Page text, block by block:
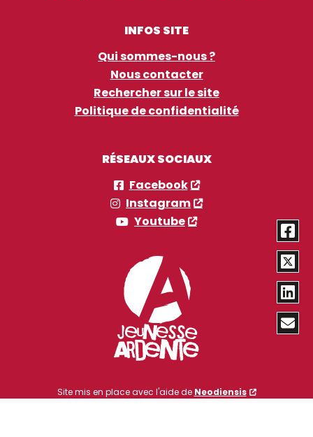
INFOS SITE
Qui sommes-nous ?
Nous contacter
Rechercher sur le site
Politique de confidentialité
RÉSEAUX SOCIAUX
Facebook
Instagram
Youtube
Site mis en place avec l'aide de Neodiensis